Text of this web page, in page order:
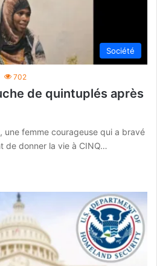
Société
702
de quintuplés après
une femme courageuse qui a bravé
de donner la vie à CINQ…